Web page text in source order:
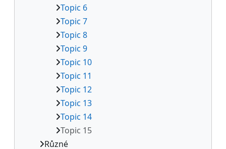
Topic 6
Topic 7
Topic 8
Topic 9
Topic 10
Topic 11
Topic 12
Topic 13
Topic 14
Topic 15
Různé